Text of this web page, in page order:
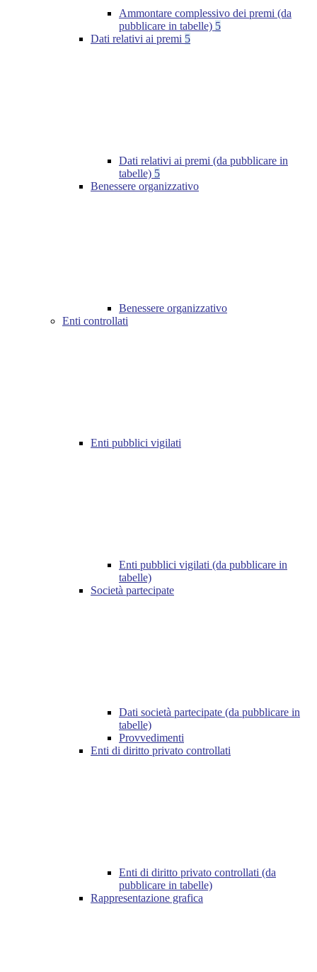
Ammontare complessivo dei premi (da
pubblicare in tabelle) 5
Dati relativi ai premi 5
Dati relativi ai premi (da pubblicare in
tabelle) 5
Benessere organizzativo
Benessere organizzativo
Enti controllati
Enti pubblici vigilati
Enti pubblici vigilati (da pubblicare in
tabelle)
Società partecipate
Dati società partecipate (da pubblicare in
tabelle)
Provvedimenti
Enti di diritto privato controllati
Enti di diritto privato controllati (da
pubblicare in tabelle)
Rappresentazione grafica